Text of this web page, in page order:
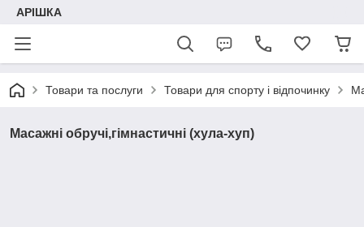
АРІШКА
Товари та послуги Товари для спорту і відпочинку
Масажні обручі,гімнастичні (хула-хуп)